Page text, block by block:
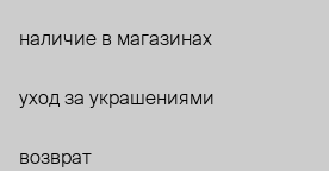
наличие в магазинах
уход за украшениями
возврат